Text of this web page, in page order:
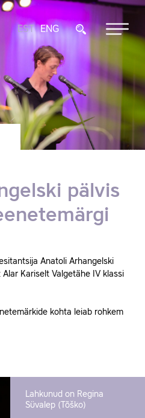
EST ENG
pälvis
Anatoli Arhangelski
Kariselt Valgetähe IV klassi
kohta leiab rohkem
Lahkunud on Regina
Süvalep (Tõško)